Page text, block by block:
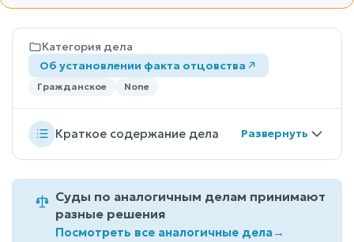
Категория дела
Об установлении факта отцовства
Гражданское None
Краткое содержание дела
Суды по аналогичным делам принимают
разные решения
Посмотреть все аналогичные дела→